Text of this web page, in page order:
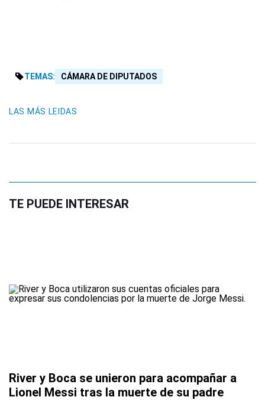
TEMAS: CÁMARA DE DIPUTADOS
LAS MÁS LEIDAS
TE PUEDE INTERESAR
River y Boca se unieron para acompañar a
Lionel Messi tras la muerte de su padre